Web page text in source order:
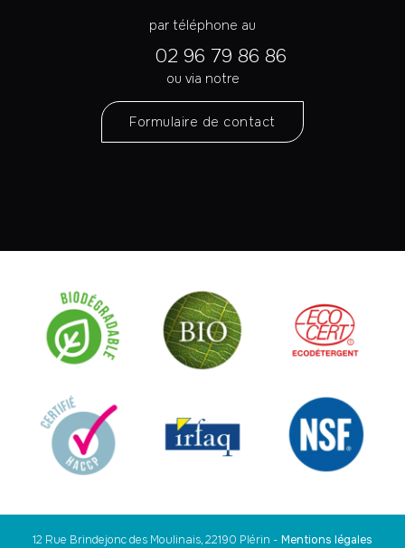
par téléphone au
02 96 79 86 86
ou via notre
Formulaire de contact
12 Rue Brindejonc des Moulinais, 22190 Plérin - Mentions légales